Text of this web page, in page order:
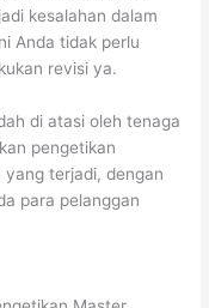
kesalahan dalam
Anda tidak perlu
revisi ya.
di atasi oleh tenaga
pengetikan
yang terjadi, dengan
para pelanggan